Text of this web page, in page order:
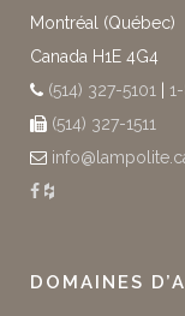
Montréal (Québec)
Canada H1E 4G4
(514) 327-5101
(514) 327-1511
DOMAINES